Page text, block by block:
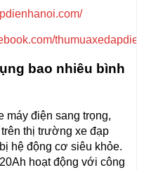
bao nhiêu bình
máy điện sang trọng,
thị trường xe đạp
hệ động cơ siêu khỏe.
hoạt động với công